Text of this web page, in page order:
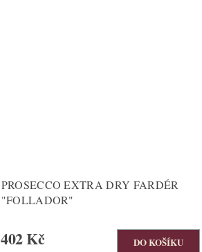
PROSECCO EXTRA DRY FARDÉR
"FOLLADOR"
402 Kč